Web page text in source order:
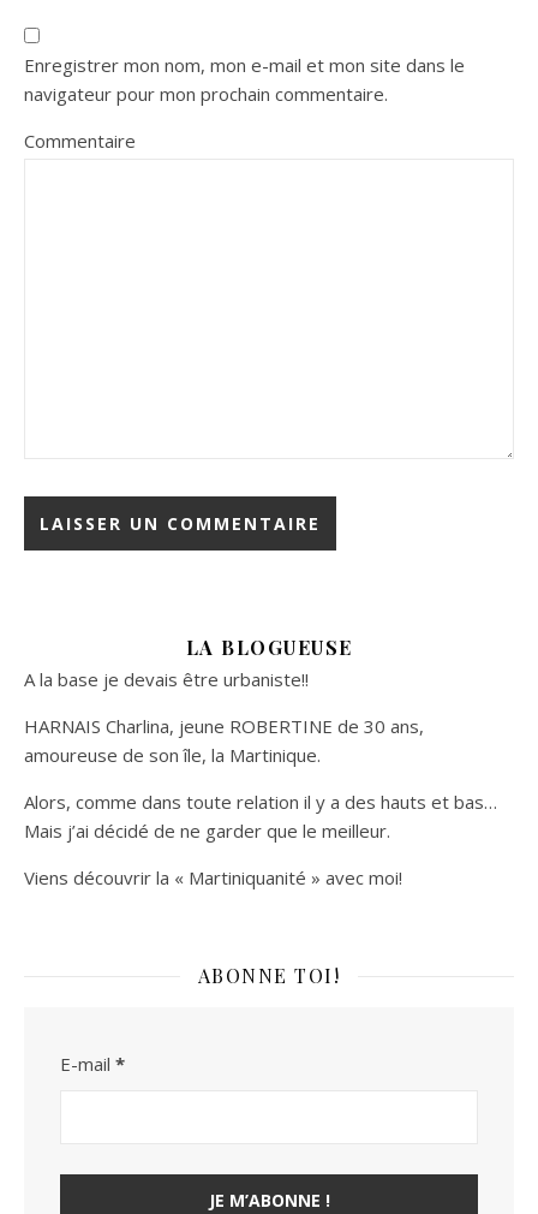
Enregistrer mon nom, mon e-mail et mon site dans le
navigateur pour mon prochain commentaire.
Commentaire
LA BLOGUEUSE
A la base je devais être urbaniste!!
HARNAIS Charlina, jeune ROBERTINE de 30 ans,
amoureuse de son île, la Martinique.
Alors, comme dans toute relation il y a des hauts et bas…
Mais j’ai décidé de ne garder que le meilleur.
Viens découvrir la « Martiniquanité » avec moi!
ABONNE TOI!
E-mail *